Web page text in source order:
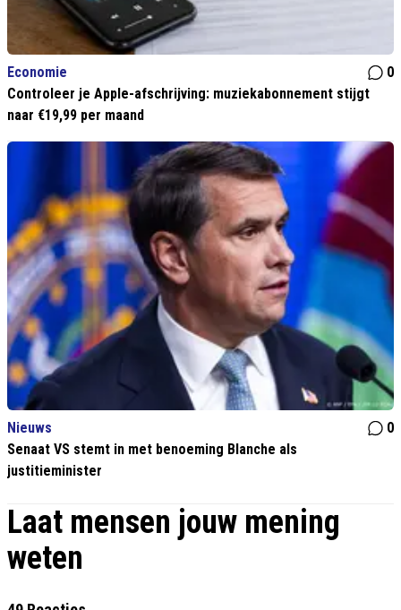
Economie
0
Controleer je Apple-afschrijving: muziekabonnement stijgt
naar €19,99 per maand
Nieuws
0
Senaat VS stemt in met benoeming Blanche als
justitieminister
Laat mensen jouw mening
weten